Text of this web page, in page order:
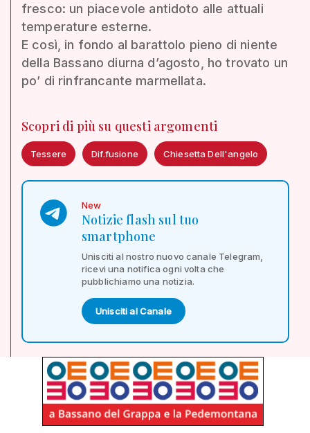
fresco: un piacevole antidoto alle attuali
temperature esterne.
E così, in fondo al barattolo pieno di niente
della Bassano diurna d’agosto, ho trovato un
po’ di rinfrancante marmellata.
Scopri di più su questi argomenti
Tessere Dif.fusione Chiesetta Dell'angelo
New
Notizie flash sul tuo
smartphone
Unisciti al nostro nuovo canale Telegram,
ricevi una notifica ogni volta che
pubblichiamo una notizia.
Unisciti al Canale